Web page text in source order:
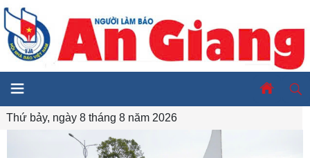
Thứ bảy, ngày 8 tháng 8 năm 2026